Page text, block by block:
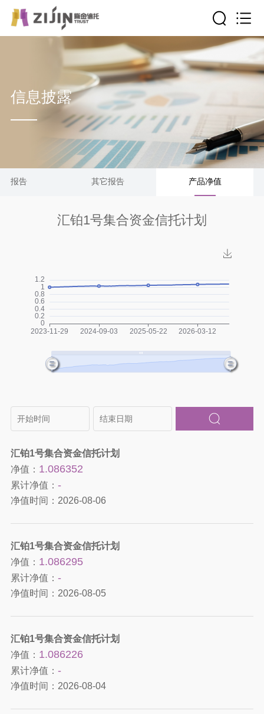
信息披露
算报告 其它报告 产品净值
汇铂1号集合资金信托计划
汇铂1号集合资金信托计划
净值： 1.086352
累计净值： -
净值时间： 2026-08-06
汇铂1号集合资金信托计划
净值： 1.086295
累计净值： -
净值时间： 2026-08-05
汇铂1号集合资金信托计划
净值： 1.086226
累计净值： -
净值时间： 2026-08-04